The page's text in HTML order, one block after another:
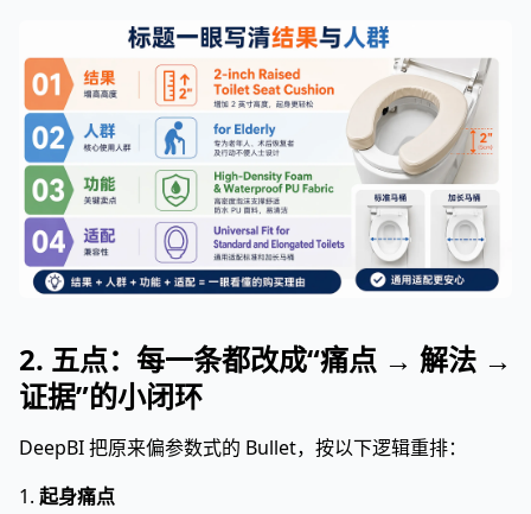
2. 五点：每一条都改成“痛点 → 解法 →
证据”的小闭环
DeepBI 把原来偏参数式的 Bullet，按以下逻辑重排：
1. 起身痛点